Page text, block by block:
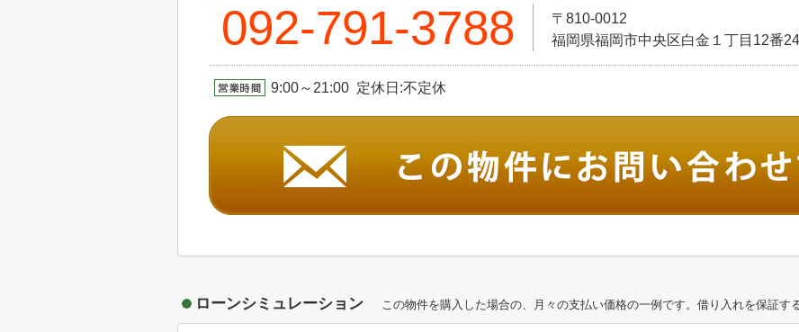
092-791-3788
〒810-0012
福岡県福岡市中央区白金１丁目12番
9:00～21:00 定休日:不定休
ローンシミュレーション この物件を購入した場合の、月々の支払い価格の一例です。借り入れを保証す